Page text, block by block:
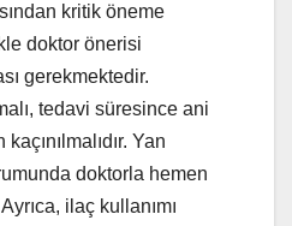
kritik öneme
doktor önerisi
gerekmektedir.
tedavi süresince ani
Yan
doktorla hemen
ilaç kullanımı